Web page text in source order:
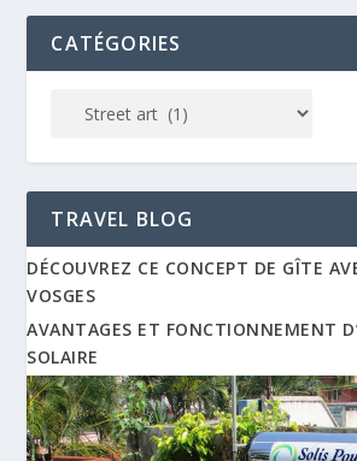
CATÉGORIES
TRAVEL BLOG
DÉCOUVREZ CE CONCEPT DE GÎTE
VOSGES
AVANTAGES ET FONCTIONNEMENT
SOLAIRE